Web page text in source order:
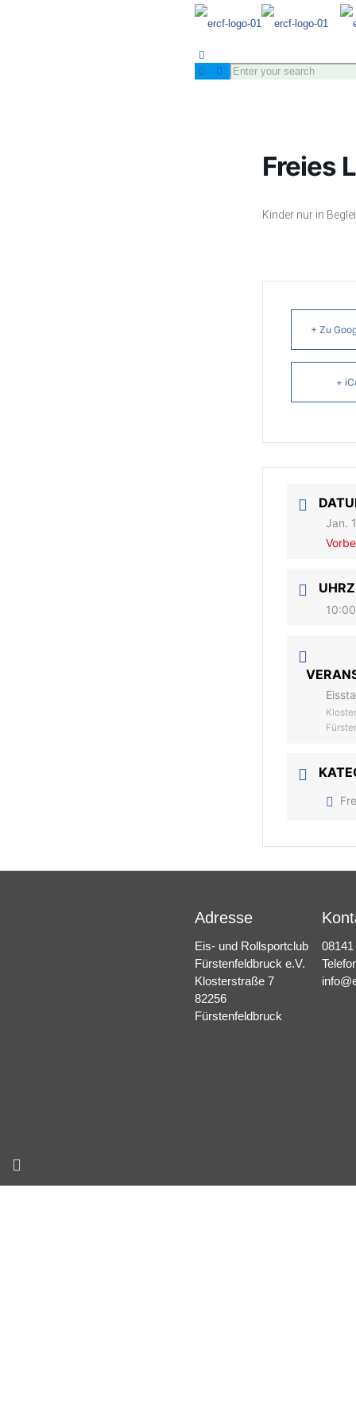
Freies
Kinder nur in
+ Zu
+
Jan.
Adresse
Eis- und Rollsportclub
Fürstenfeldbruck e.V.
Klosterstraße 7
82256
Fürstenfeldbruck